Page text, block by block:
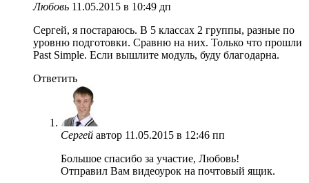
Любовь 11.05.2015 в 10:49 дп
Сергей, я постараюсь. В 5 классах 2 группы, разные по
уровню подготовки. Сравню на них. Только что прошли
Past Simple. Если вышлите модуль, буду благодарна.
Ответить
Сергей автор 11.05.2015 в 12:46 пп
Большое спасибо за участие, Любовь!
Отправил Вам видеоурок на почтовый ящик.